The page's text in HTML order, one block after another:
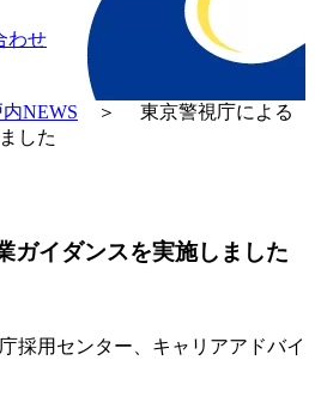
タイリストコース
報・知る
ついて
わせ
NEWS ＞ 東京警視庁による
した
ガイダンスを実施しました
採用センター、キャリアアドバイ